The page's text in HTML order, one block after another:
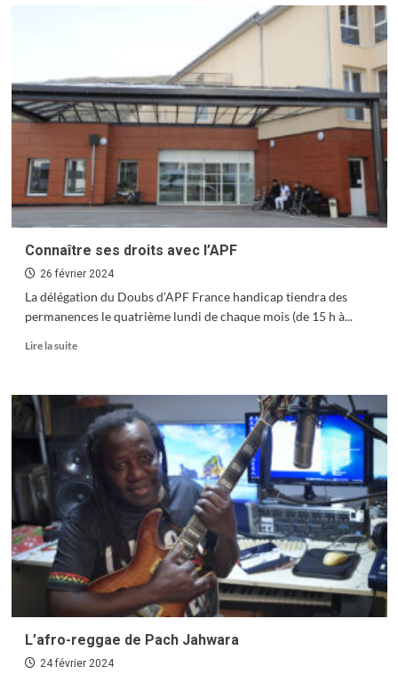
Besançon
et
de
Yaoundé
Connaître ses droits avec l’APF
26 février 2024
La délégation du Doubs d’APF France handicap tiendra des
permanences le quatrième lundi de chaque mois (de 15 h à...
Lire la suiteEn
sur
Connaître
ses
droits
avec
l’APF
L’afro-reggae de Pach Jahwara
24 février 2024